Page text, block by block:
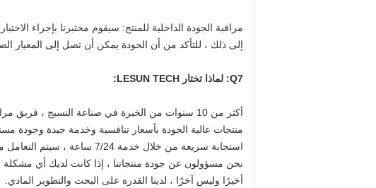
مراقبة الجودة الداخلية للمنتج: سيقوم مختبرنا بإجراء
إلى ذلك ، للتأكد من أن الجودة يمكن أن تصل إلى المعيار
Q7: لماذا تختار LESUN TECH:
أكثر من 10 سنوات من الخبرة في صناعة النسيج ، فريق مراقبة الجودة المهنية للغاية.
منتجات عالية الجودة بأسعار تنافسية وخدمة جيدة وجودة
استجابة سريعة من خلال خدمة 7/24 ساعة ، سيتم التعامل مع جميع الأسئلة والرسائل الإلكترونية في غضون 12 ساعة.
نحن مسؤولون عن جودة منتجاتنا ، إذا كانت لديك أي
أخيرًا وليس آخرًا ، لدينا القدرة على البحث والتطوير المادي.